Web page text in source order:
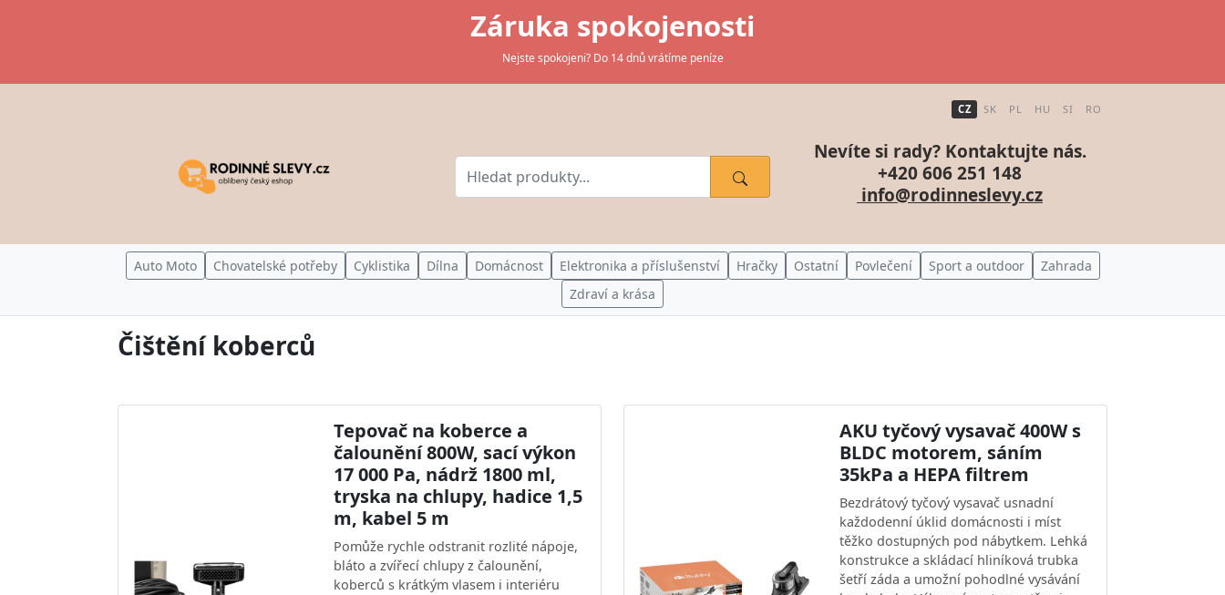
Záruka spokojenosti
Nejste spokojeni? Do 14 dnů vrátíme peníze
CZ SK PL HU SI RO
Nevíte si rady? Kontaktujte nás.
+420 606 251 148
info@rodinneslevy.cz
Auto Moto Chovatelské potřeby Cyklistika Dílna Domácnost Elektronika a příslušenství Hračky Ostatní Povlečení Sport a outdoor
Zahrada
Zdraví a krása
Čištění koberců
Tepovač na koberce a
čalounění 800W, sací výkon
17 000 Pa, nádrž 1800 ml,
tryska na chlupy, hadice 1,5
m, kabel 5 m
Pomůže rychle odstranit rozlité nápoje,
bláto a zvířecí chlupy z čalounění,
koberců s krátkým vlasem i interiéru
AKU tyčový vysavač 400W s
BLDC motorem, sáním
35kPa a HEPA filtrem
Bezdrátový tyčový vysavač usnadní
každodenní úklid domácnosti i míst
těžko dostupných pod nábytkem. Lehká
konstrukce a skládací hliníková trubka
šetří záda a umožní pohodlné vysávání